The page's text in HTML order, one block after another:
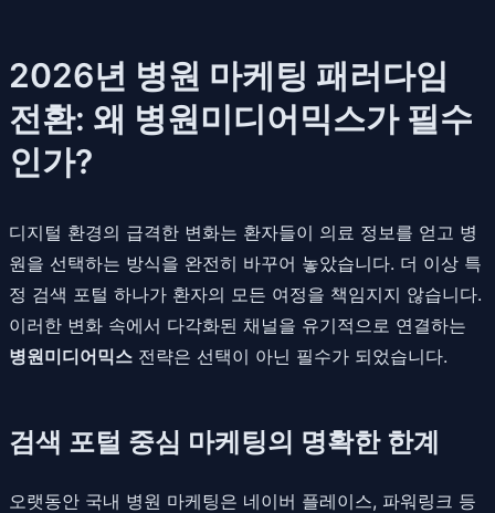
2026년 병원 마케팅 패러다임
전환: 왜 병원미디어믹스가 필수
인가?
디지털 환경의 급격한 변화는 환자들이 의료 정보를 얻고 병
원을 선택하는 방식을 완전히 바꾸어 놓았습니다. 더 이상 특
정 검색 포털 하나가 환자의 모든 여정을 책임지지 않습니다.
이러한 변화 속에서 다각화된 채널을 유기적으로 연결하는
병원미디어믹스 전략은 선택이 아닌 필수가 되었습니다.
검색 포털 중심 마케팅의 명확한 한계
오랫동안 국내 병원 마케팅은 네이버 플레이스, 파워링크 등